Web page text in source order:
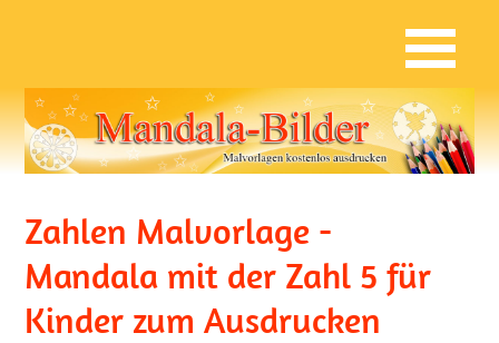
Zahlen Malvorlage -
Mandala mit der Zahl 5 für
Kinder zum Ausdrucken